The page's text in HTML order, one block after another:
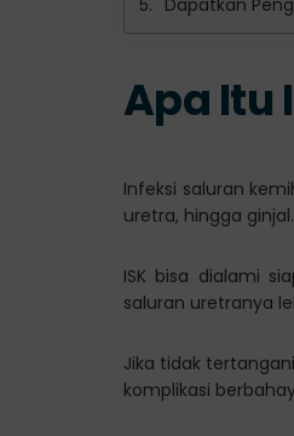
Apa Itu
Infeksi saluran
uretra, hingga ginjal.
ISK bisa dialami
saluran uretranya
Jika tidak
komplikasi